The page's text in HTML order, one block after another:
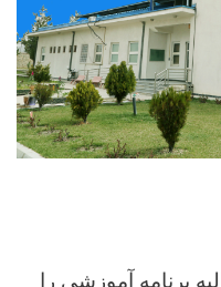
برنامه آموزشی را